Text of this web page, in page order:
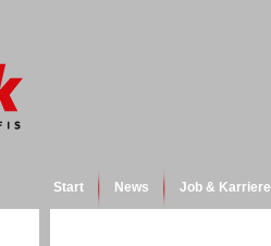
Start News Job & Karriere